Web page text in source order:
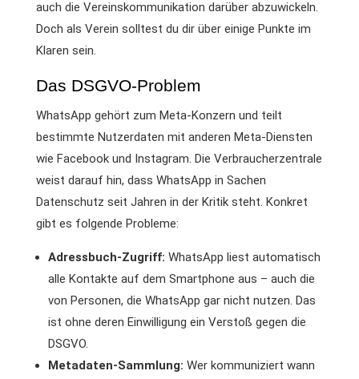
auch die Vereinskommunikation darüber abzuwickeln.
Doch als Verein solltest du dir über einige Punkte im
Klaren sein.
Das DSGVO-Problem
WhatsApp gehört zum Meta-Konzern und teilt
bestimmte Nutzerdaten mit anderen Meta-Diensten
wie Facebook und Instagram. Die Verbraucherzentrale
weist darauf hin, dass WhatsApp in Sachen
Datenschutz seit Jahren in der Kritik steht. Konkret
gibt es folgende Probleme:
Adressbuch-Zugriff: WhatsApp liest automatisch
alle Kontakte auf dem Smartphone aus – auch die
von Personen, die WhatsApp gar nicht nutzen. Das
ist ohne deren Einwilligung ein Verstoß gegen die
DSGVO.
Metadaten-Sammlung: Wer kommuniziert wann